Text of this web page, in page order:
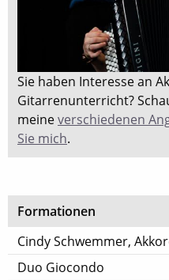
Sie haben Interesse an
Gitarrenunterricht?
meineverschiedenen
Sie mich.
Formationen
Cindy Schwemmer,
Duo Giocondo